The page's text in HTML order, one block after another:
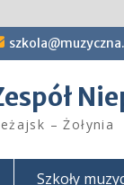
– Żołynia
Szkoły